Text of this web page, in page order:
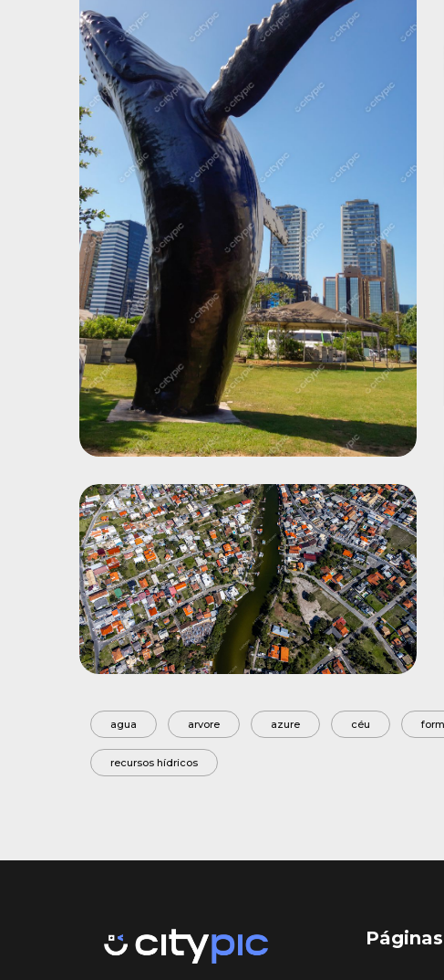
agua arvore azure céu
recursos hídricos